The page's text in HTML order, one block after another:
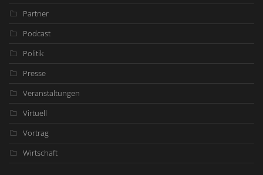
Partner
Podcast
Politik
Presse
Veranstaltungen
Virtuell
Vortrag
Wirtschaft